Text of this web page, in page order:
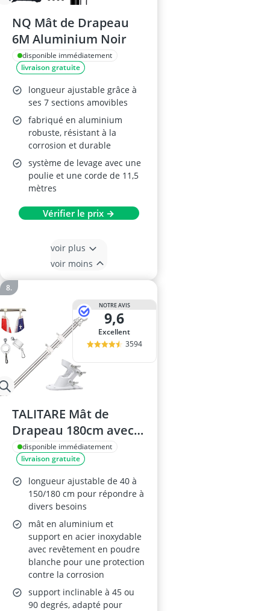
NQ Mât de Drapeau
6M Aluminium Noir
disponible immédiatement
livraison gratuite
longueur ajustable grâce à
ses 7 sections amovibles
fabriqué en aluminium
robuste, résistant à la
corrosion et durable
système de levage avec une
poulie et une corde de 11,5
mètres
Vérifier le prix →
voir plus
voir moins
NOTRE AVIS
9,6
Excellent
3594
TALITARE Mât de
Drapeau 180cm avec
Support Mur
disponible immédiatement
livraison gratuite
longueur ajustable de 40 à
150/180 cm pour répondre à
divers besoins
mât en aluminium et
support en acier inoxydable
avec revêtement en poudre
blanche pour une protection
contre la corrosion
support inclinable à 45 ou
90 degrés, adapté pour